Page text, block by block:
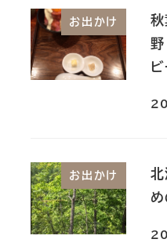
お出かけ
野
お出かけ